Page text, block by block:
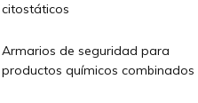
citostáticos
Armarios de seguridad para
productos químicos combinados